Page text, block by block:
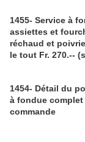
1455- Service à fondue complet (6
assiettes et
réchaud et
le
1454- Détail du poivrier (
à fondue complet
commande